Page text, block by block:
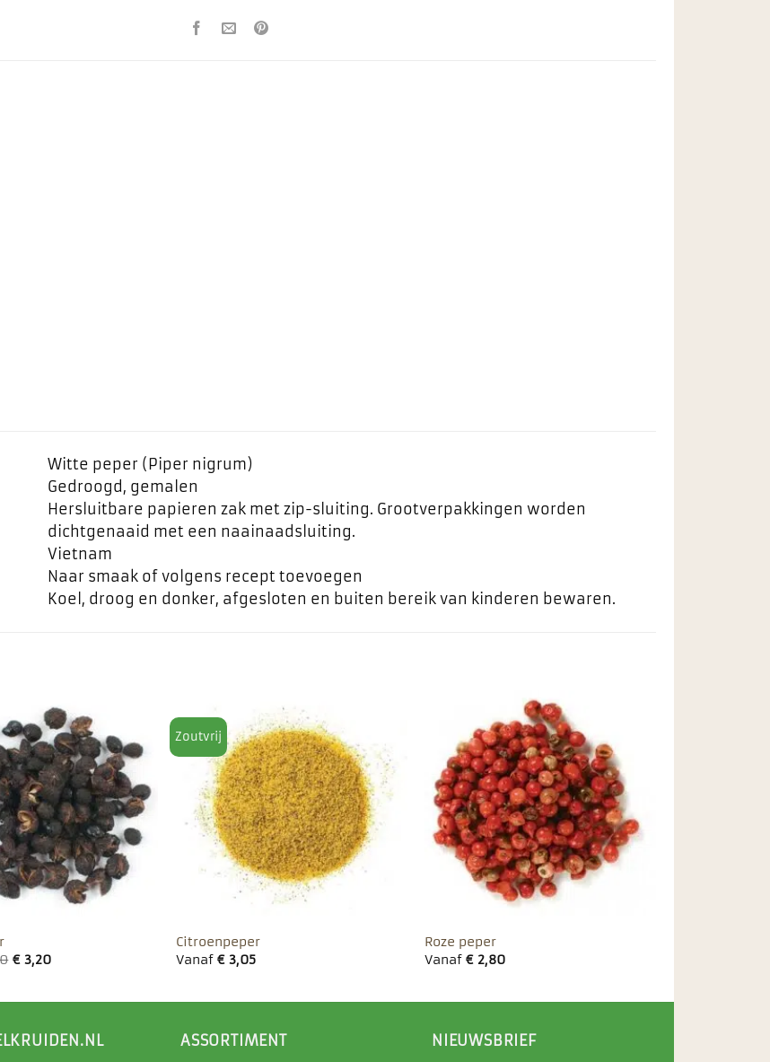
Witte peper (Piper nigrum)
Gedroogd, gemalen
Hersluitbare papieren zak met zip-sluiting. Grootverpakkingen worden
dichtgenaaid met een naainaadsluiting.
Vietnam
Naar smaak of volgens recept toevoegen
Koel, droog en donker, afgesloten en buiten bereik van kinderen bewaren.
Toevoegen
aan
favorieten
€3,20
Zoutvrij
Toevoegen
aan
favorieten
Citroenpeper
Vanaf €3,05
Toevoegen
aan
favorieten
Roze peper
Vanaf€2,80
ASSORTIMENT NIEUWSBRIEF